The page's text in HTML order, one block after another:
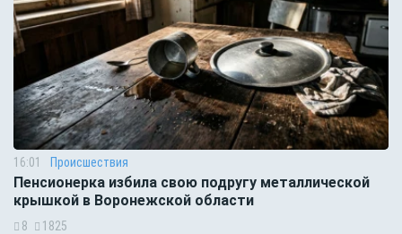
16:01 Происшествия
Пенсионерка избила свою подругу металлической
крышкой в Воронежской области
8 1825